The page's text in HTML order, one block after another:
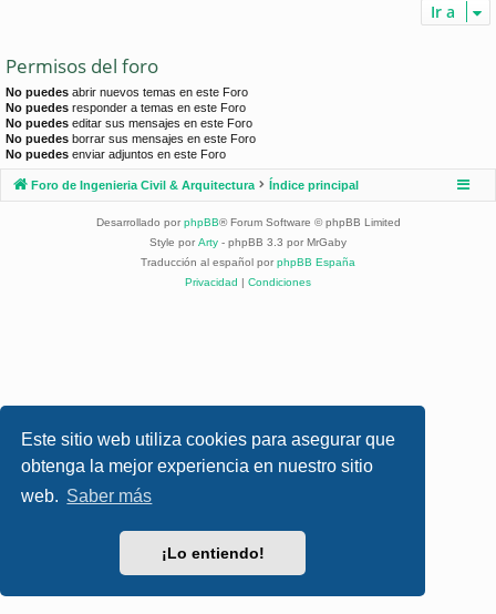
Este sitio web utiliza cookies para asegurar que
obtenga la mejor experiencia en nuestro sitio
web. Saber más
¡Lo entiendo!
Ir a
Permisos del foro
No puedes abrir nuevos temas en este Foro
No puedes responder a temas en este Foro
No puedes editar sus mensajes en este Foro
No puedes borrar sus mensajes en este Foro
No puedes enviar adjuntos en este Foro
Foro de Ingenieria Civil & Arquitectura Índice principal
Desarrollado por phpBB® Forum Software © phpBB Limited
Style por Arty - phpBB 3.3 por MrGaby
Traducción al español por phpBB España
Privacidad | Condiciones